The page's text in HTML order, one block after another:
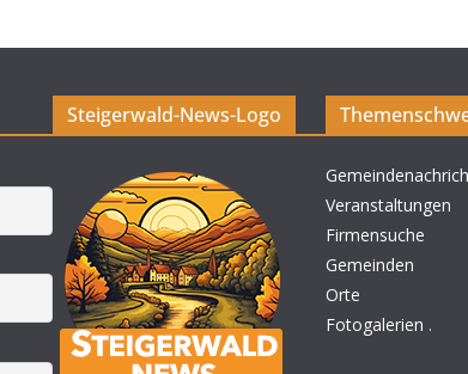
Steigerwald-News-Logo
Veranstaltungen
Firmensuche
Gemeinden
Orte
Fotogalerien .